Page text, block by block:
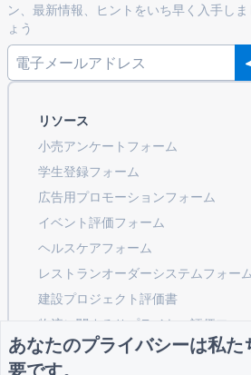
ン、最新情報、ヒントをいち早く入手しま
ょう
リソース
小売アンケートフォーム
学生登録フォーム
広告用プロモーションフォーム
イベント評価フォーム
ヘルスケアフォーム
レストランオーダーシステムフォーム
建設プロジェクト評価書
物流に関するサプライヤー評価フォー
公共事業向けサービスリクエストフ
あなたのプライバシーは私た
要です。